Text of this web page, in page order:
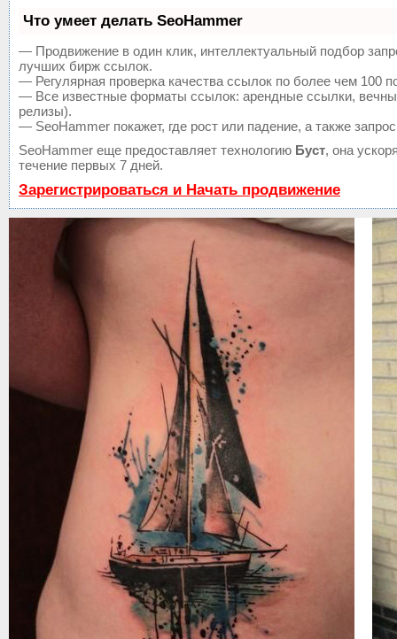
Что умеет делать SeoHammer
— Продвижение в один клик, интеллектуальный подбор
лучших бирж ссылок.
— Регулярная проверка качества ссылок по более чем 100
— Все известные форматы ссылок: арендные ссылки,
релизы).
— SeoHammer покажет, где рост или падение, а также
SeoHammer еще предоставляет технологию Буст, она
течение первых 7 дней.
Зарегистрироваться и Начать продвижение